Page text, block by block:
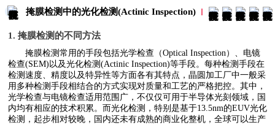
掩膜检测中的光化检测(Actinic Inspection)
1. 掩膜检测的不同方法
掩膜检测常用的手段包括光学检查（Optical Inspection）、电镜
检查(SEM)以及光化检测(Actinic Inspection)等手段。每种检测手段在
检测速度、精度以及特异性等方面各有其特点，晶圆加工厂中一般采
用多种检测手段相结合的方式实现对质量和工艺的严格把控。其中，
光学检查与电镜检查适用范围广，不仅仅可用于半导体光刻领域，国
内均有相应的技术积累。而光化检测，特别是基于13.5nm的EUV光化
检测，起步相对较晚，国内还未有成熟的商业化整机，全球可以生产